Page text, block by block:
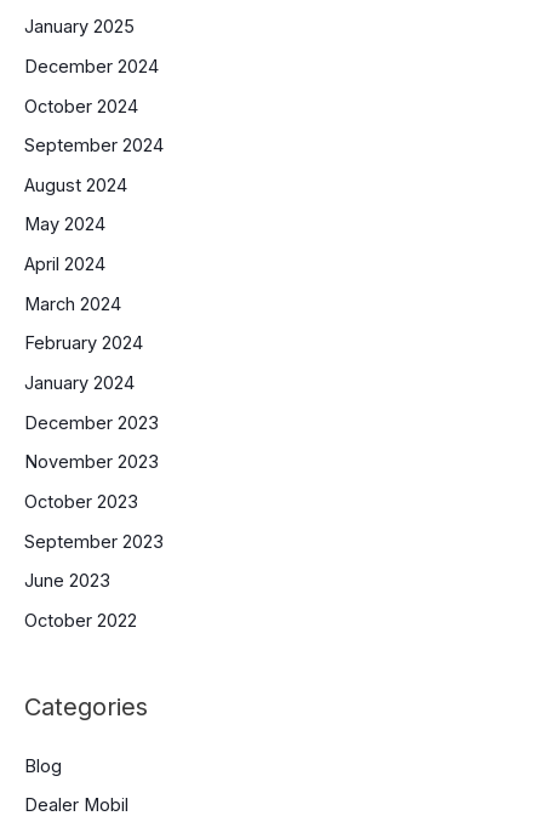
January 2025
December 2024
October 2024
September 2024
August 2024
May 2024
April 2024
March 2024
February 2024
January 2024
December 2023
November 2023
October 2023
September 2023
June 2023
October 2022
Categories
Blog
Dealer Mobil